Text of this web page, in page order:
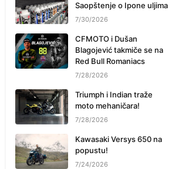
Saopštenje o Ipone uljima
7/30/2026
CFMOTO i Dušan
Blagojević takmiče se na
Red Bull Romaniacs
7/28/2026
Triumph i Indian traže
moto mehaničara!
7/28/2026
Kawasaki Versys 650 na
popustu!
7/24/2026